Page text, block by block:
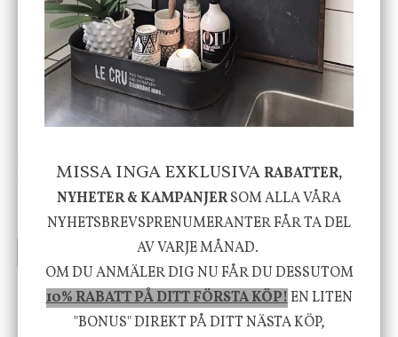
Skål, Hands marmor
635 kr795 kr
-20%
Serveringsfat, Ostron,
Stengods
415 kr
INFO
Vi vill förmedla känsla, upplevelse och
MISSA INGA EXKLUSIVARABATTER,
NYHETER & KAMPANJERSOM ALLA VÅRA
NYHETSBREVSPRENUMERANTER FÅR TA DEL
AV VARJE MÅNAD.
OM DU ANMÄLER DIG NU FÅR DU DESSUTOM
10% RABATT PÅ DITT FÖRSTA KÖP!EN LITEN
"BONUS" DIREKT PÅ DITT NÄSTA KÖP,